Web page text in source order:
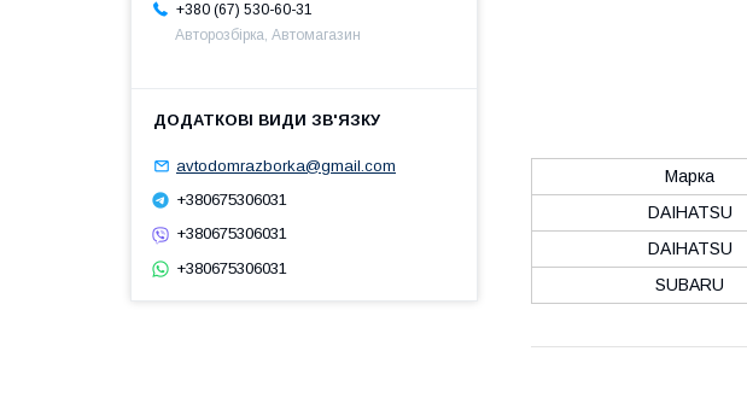
Марка
DAIHATSU
DAIHATSU
SUBARU
+380 (67) 530-60-31
Авторозбірка, Автомагазин
avtodomrazborka@gmail.com
+380675306031
+380675306031
+380675306031